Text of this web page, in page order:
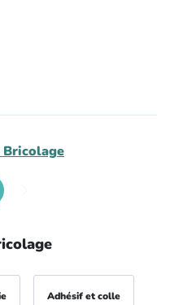
Bricolage
Adhésif et colle